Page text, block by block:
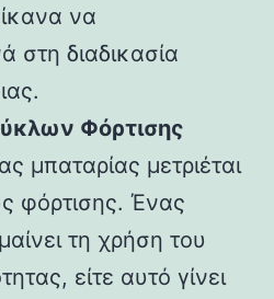
να
στη διαδικασία
Φόρτισης
μπαταρίας μετριέται
φόρτισης. Ένας
τη χρήση του
είτε αυτό γίνει